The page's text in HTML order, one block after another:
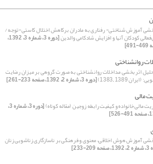
آموزش شناختی- رفتاری به مادران برکاهش اختلال کاستی-توجه /
کودکان آنها و افزایش شادکامی والدین [دوره 3، شماره 3، 1392،
روانشناختی
اثر بخشی مداخلات روانشناختی به صورت گروهی بر میزان رضایت
1389 –1383) [دوره 3، شماره 2، 1392، صفحه 233-261]
مالی
مالی خانواده و کیفیت رابطه زوجین (مقاله کوتاه) [دوره 3، شماره 3،
آموزش هوش اخلاقی، معنوی و فرهنگی بر ناسازگاری زناشویی زنان
233]